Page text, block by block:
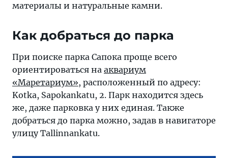
материалы и натуральные камни.
Как добраться до парка
При поиске парка Сапока проще всего
ориентироваться на аквариум
«Маретариум», расположенный по адресу:
Kotka, Sapokankatu, 2. Парк находится здесь
же, даже парковка у них единая. Также
добраться до парка можно, задав в навигаторе
улицу Tallinnankatu.